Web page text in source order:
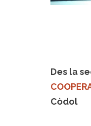
Des la
Còdol